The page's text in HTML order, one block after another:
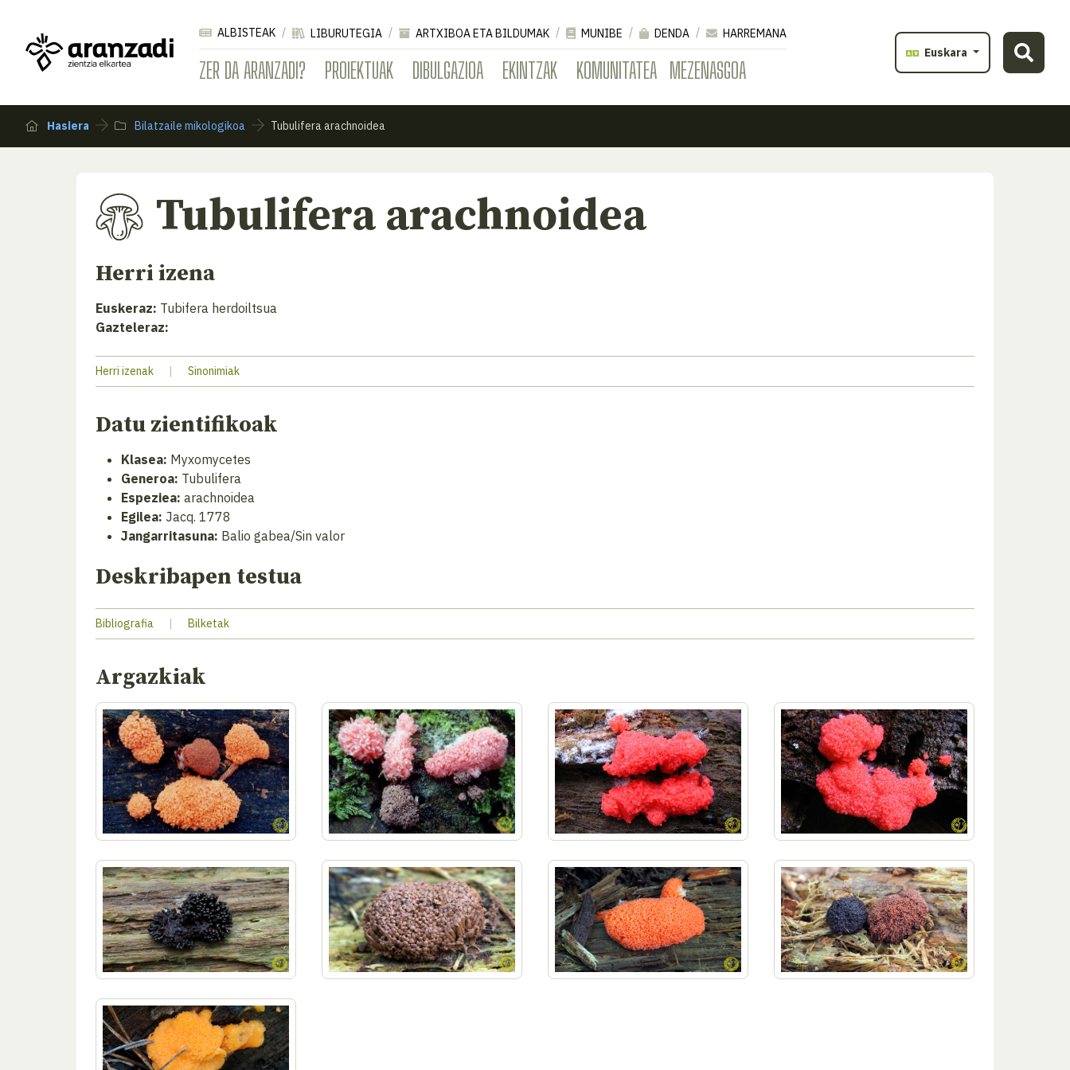
ZER DA ARANZADI? PROIEKTUAK DIBULGAZIOA EKINTZAK KOMUNITATEA MEZENASGOA
ALBISTEAK LIBURUTEGIA ARTXIBOA ETA BILDUMAK MUNIBE DENDA
HARREMANA
Euskara
Hasiera Bilatzaile mikologikoa Tubulifera arachnoidea
Tubulifera arachnoidea
Herri izena
Euskeraz: Tubifera herdoiltsua
Gazteleraz:
Herri izenak | Sinonimiak
Datu zientifikoak
Klasea: Myxomycetes
Generoa: Tubulifera
Espeziea: arachnoidea
Egilea: Jacq. 1778
Jangarritasuna: Balio gabea/Sin valor
Deskribapen testua
Bibliografia | Bilketak
Argazkiak